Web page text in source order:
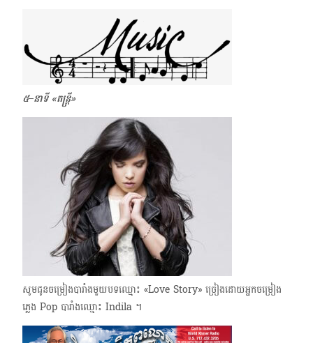
៥–នាទី «តន្ត្រី»​
សូមជូនចម្រៀងបារាំងមួយបទ​ឈ្មោះ «Love Story» ច្រៀងដោយអ្នកចម្រៀង
ភ្លេង Pop បារាំងឈ្មោះ Indila​ ។